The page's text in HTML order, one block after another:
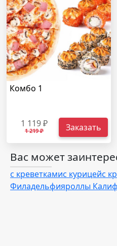
Комбо 1
1 119 ₽
1 219 ₽ Заказать
Вас может
с креветкамис курицейс
Филадельфияроллы